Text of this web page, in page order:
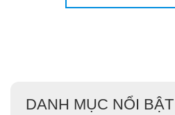
DANH MỤC NỔI BẬT